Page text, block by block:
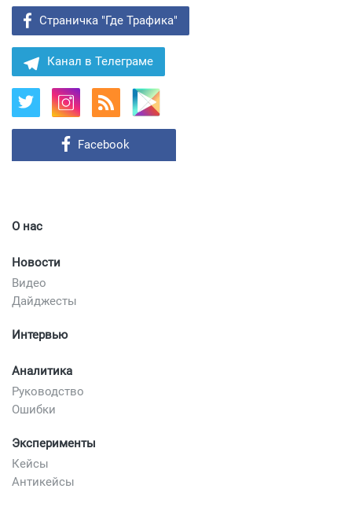
Страничка "Где Трафика"
Канал в Телеграме
О нас
Новости
Видео
Дайджесты
Интервью
Аналитика
Руководство
Ошибки
Эксперименты
Кейсы
Антикейсы
Facebook